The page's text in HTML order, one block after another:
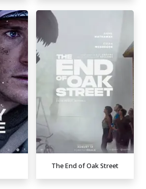
The End of Oak Street